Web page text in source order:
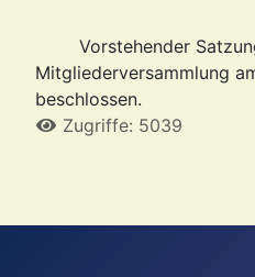
Vorstehender
Mitgliederversammlung
beschlossen.
Zugriffe: 5039